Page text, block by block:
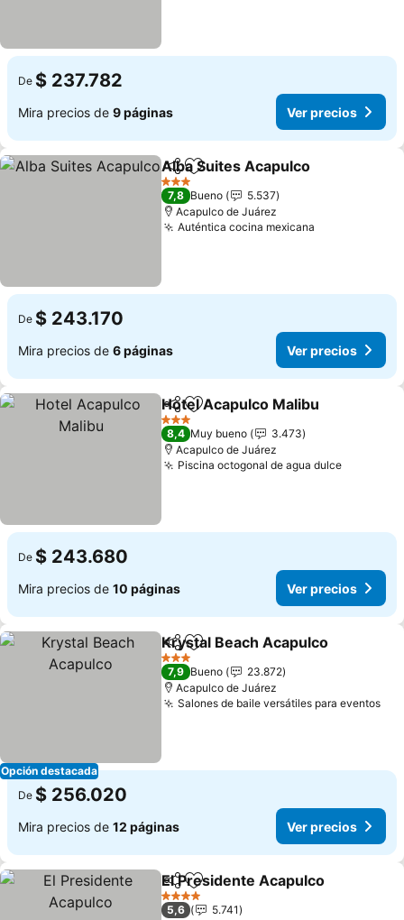
De $ 237.782
Mira precios de 9 páginas Ver precios
CompartirAgregar a favoritos
Alba Suites Acapulco
3 Estrellas
7,8 Bueno
5.537
Acapulco de Juárez
Auténtica cocina mexicana
De $ 243.170
Mira precios de 6 páginas Ver precios
CompartirAgregar a favoritos
Hotel Acapulco Malibu
3 Estrellas
8,4 Muy bueno
3.473
Acapulco de Juárez
Piscina octogonal de agua dulce
De $ 243.680
Mira precios de 10 páginas Ver precios
Opción destacada
CompartirAgregar a favoritos
Krystal Beach Acapulco
3 Estrellas
7,9 Bueno
23.872
Acapulco de Juárez
Salones de baile versátiles para eventos
De $ 256.020
Mira precios de 12 páginas Ver precios
CompartirAgregar a favoritos
El Presidente Acapulco
4 Estrellas
5,6
5.741